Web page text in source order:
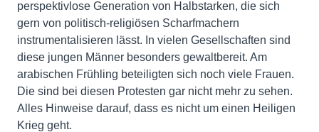
perspektivlose Generation von Halbstarken, die sich
gern von politisch-religiösen Scharfmachern
instrumentalisieren lässt. In vielen Gesellschaften sind
diese jungen Männer besonders gewaltbereit. Am
arabischen Frühling beteiligten sich noch viele Frauen.
Die sind bei diesen Protesten gar nicht mehr zu sehen.
Alles Hinweise darauf, dass es nicht um einen Heiligen
Krieg geht.